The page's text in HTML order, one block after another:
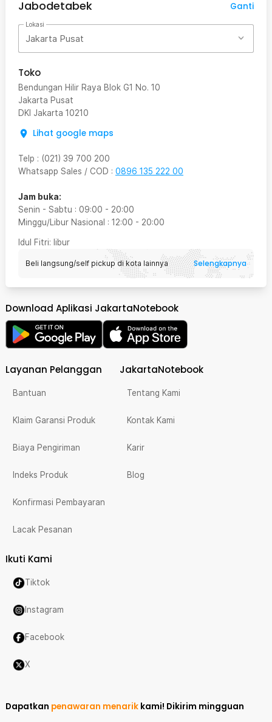
Jabodetabek
Ganti
Lokasi
Jakarta Pusat
Toko
Bendungan Hilir Raya Blok G1 No. 10
Jakarta Pusat
DKI Jakarta 10210
Lihat google maps
Telp : (021) 39 700 200
Whatsapp Sales / COD : 0896 135 222 00
Jam buka:
Senin - Sabtu : 09:00 - 20:00
Minggu/Libur Nasional : 12:00 - 20:00
Idul Fitri: libur
Beli langsung/self pickup di kota lainnya Selengkapnya
Download Aplikasi JakartaNotebook
Layanan Pelanggan
Bantuan
Klaim Garansi Produk
Biaya Pengiriman
Indeks Produk
Konfirmasi Pembayaran
Lacak Pesanan
JakartaNotebook
Tentang Kami
Kontak Kami
Karir
Blog
Ikuti Kami
Tiktok
Instagram
Facebook
X
Dapatkan penawaran menarik kami! Dikirim mingguan